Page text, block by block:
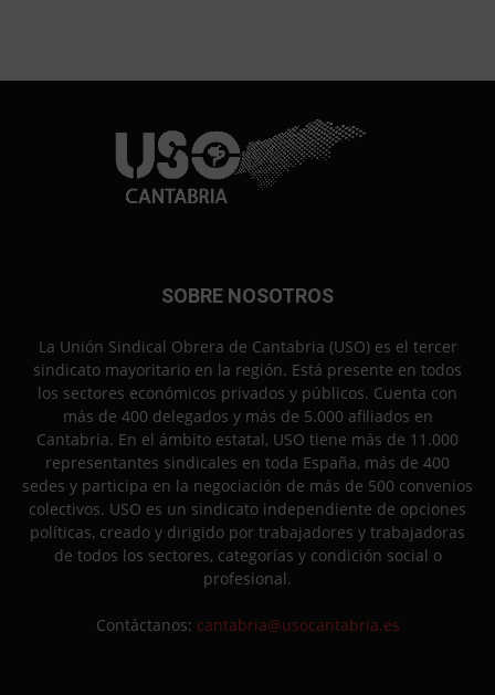
SOBRE NOSOTROS
La Unión Sindical Obrera de Cantabria (USO) es el tercer
sindicato mayoritario en la región. Está presente en todos
los sectores económicos privados y públicos. Cuenta con
más de 400 delegados y más de 5.000 afiliados en
Cantabria. En el ámbito estatal, USO tiene más de 11.000
representantes sindicales en toda España, más de 400
sedes y participa en la negociación de más de 500 convenios
colectivos. USO es un sindicato independiente de opciones
políticas, creado y dirigido por trabajadores y trabajadoras
de todos los sectores, categorías y condición social o
profesional.
Contáctanos: cantabria@usocantabria.es